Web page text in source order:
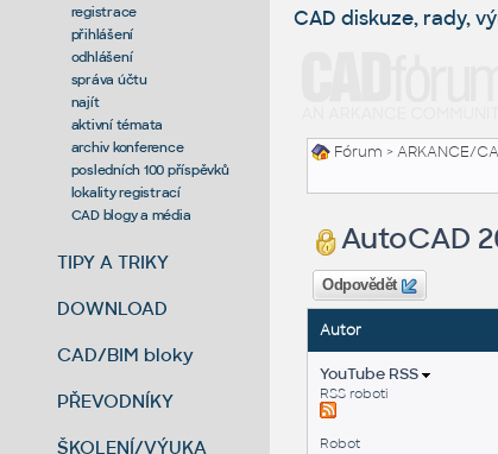
registrace
přihlášení
odhlášení
správa účtu
najít
aktivní témata
archiv konference
posledních 100 příspěvků
lokality registrací
CAD blogy a média
TIPY A TRIKY
DOWNLOAD
CAD/BIM bloky
PŘEVODNÍKY
ŠKOLENÍ/VÝUKA
CAD diskuze, rady,
Fórum >ARKANCE/
AutoCAD
Odpovědět
Autor
YouTube RSS
RSS roboti
Robot